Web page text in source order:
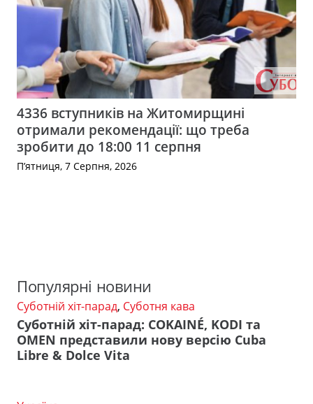
4336 вступників на Житомирщині
отримали рекомендації: що треба
зробити до 18:00 11 серпня
П’ятниця, 7 Серпня, 2026
Популярні новини
Суботній хіт-парад, Суботня кава
Суботній хіт-парад: COKAINÉ, KODI та
OMEN представили нову версію Cuba
Libre & Dolce Vita